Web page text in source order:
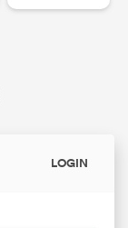
LOGIN